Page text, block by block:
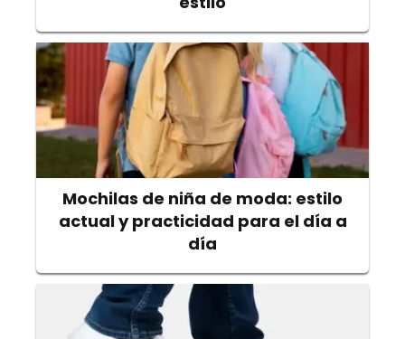
Mochilas de niña de moda: estilo
actual y practicidad para el día a
día